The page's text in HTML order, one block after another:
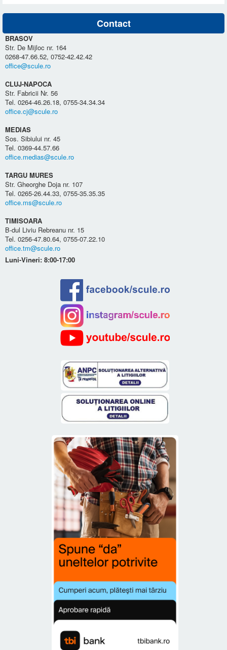
Contact
BRASOV
Str. De Mijloc nr. 164
0268-47.66.52, 0752-42.42.42
office@scule.ro
CLUJ-NAPOCA
Str. Fabricii Nr. 56
Tel. 0264-46.26.18, 0755-34.34.34
office.cj@scule.ro
MEDIAS
Sos. Sibiului nr. 45
Tel. 0369-44.57.66
office.medias@scule.ro
TARGU MURES
Str. Gheorghe Doja nr. 107
Tel. 0265-26.44.33, 0755-35.35.35
office.ms@scule.ro
TIMISOARA
B-dul Liviu Rebreanu nr. 15
Tel. 0256-47.80.64, 0755-07.22.10
office.tm@scule.ro
Luni-Vineri: 8:00-17:00